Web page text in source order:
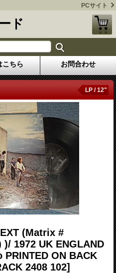
PCサイト
ド
こちら お問合わせ
LP / 12"
(Matrix #
1972 UK ENGLAND
PRINTED ON BACK
2408 102]